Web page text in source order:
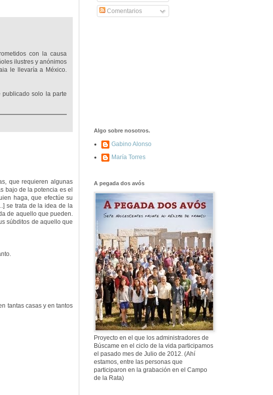
con la causa
ilustres y anónimos
le llevaría a México.
publicado solo la parte
que requieren algunas
bajo de la potencia es el
haga, que efectúe su
se trata de la idea de la
de aquello que pueden.
súbditos de aquello que
tantas casas y en tantos
577. Nos fusilaron
fusilaron mal
307. Vuestros
nombres no se han
borrado en la
Historia
Comentarios
Algo sobre nosotros.
Gabino Alonso
María Torres
A pegada dos avós
Proyecto en el que los administradores de
Búscame en el ciclo de la vida participamos
el pasado mes de Julio de 2012. (Ahí
estamos, entre las personas que
participaron en la grabación en el Campo
de la Rata)